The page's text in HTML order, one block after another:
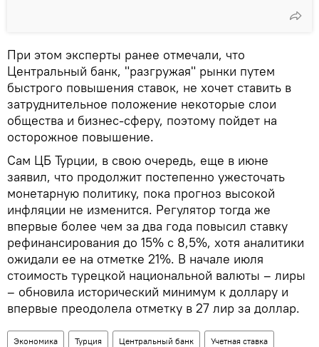
При этом эксперты ранее отмечали, что
Центральный банк, "разгружая" рынки путем
быстрого повышения ставок, не хочет ставить в
затруднительное положение некоторые слои
общества и бизнес-сферу, поэтому пойдет на
осторожное повышение.
Сам ЦБ Турции, в свою очередь, еще в июне
заявил, что продолжит постепенно ужесточать
монетарную политику, пока прогноз высокой
инфляции не изменится. Регулятор тогда же
впервые более чем за два года повысил ставку
рефинансирования до 15% с 8,5%, хотя аналитики
ожидали ее на отметке 21%. В начале июля
стоимость турецкой национальной валюты – лиры
– обновила исторический минимум к доллару и
впервые преодолела отметку в 27 лир за доллар.
Экономика Турция Центральный банк Учетная ставка